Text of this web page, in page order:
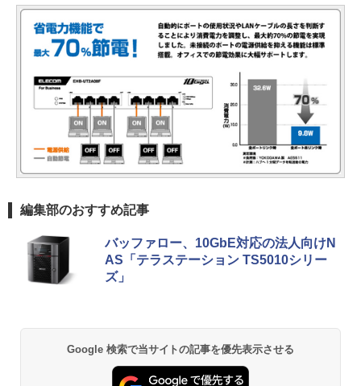
編集部のおすすめ記事
バッファロー、10GbE対応の法人向けN
AS「テラステーション TS5010シリー
ズ」
Google 検索で当サイトの記事を優先表示させる